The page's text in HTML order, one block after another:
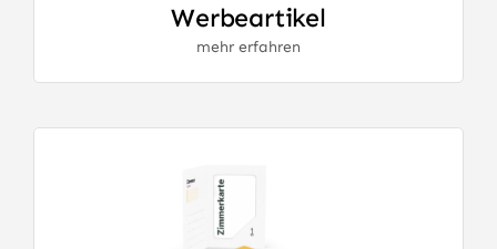
Werbeartikel
mehr erfahren